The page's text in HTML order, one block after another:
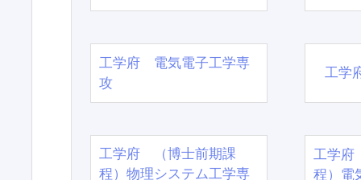
工学府 電気電子工学専
攻
工学
工学府 （博士前期課
程）物理システム工学専
工学
程）電